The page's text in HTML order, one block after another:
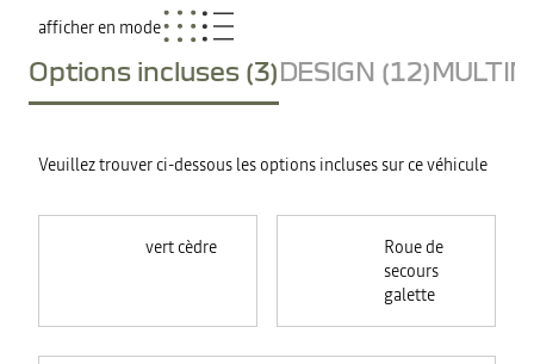
afficher en mode
Options incluses (3)DESIGN (12)
Veuillez trouver ci-dessous les options incluses sur ce véhicule
vert cèdre
Roue de
secours
galette